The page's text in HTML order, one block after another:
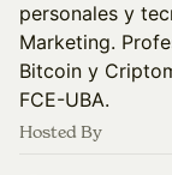
personales y
Marketing.
Bitcoin y
FCE-UBA.
Hosted By